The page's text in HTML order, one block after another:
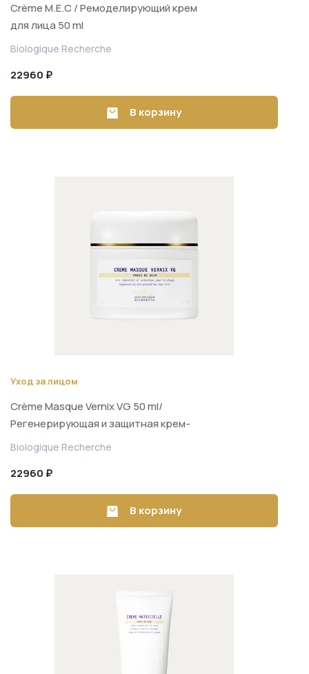
Crème M.E.C / Ремоделирующий крем
для лица 50 ml
Biologique Recherche
22960 ₽
В корзину
Уход за лицом
Crème Masque Vernix VG 50 ml/
Регенерирующая и защитная крем-
маска для лица 50 ml
Biologique Recherche
22960 ₽
В корзину